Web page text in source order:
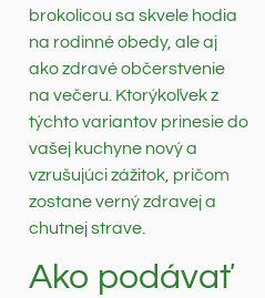
brokolicou sa skvele hodia
na rodinné obedy, ale aj
ako zdravé občerstvenie
na večeru. Ktorýkoľvek z
týchto variantov prinesie do
vašej kuchyne nový a
vzrušujúci zážitok, pričom
zostane verný zdravej a
chutnej strave.
Ako podávať